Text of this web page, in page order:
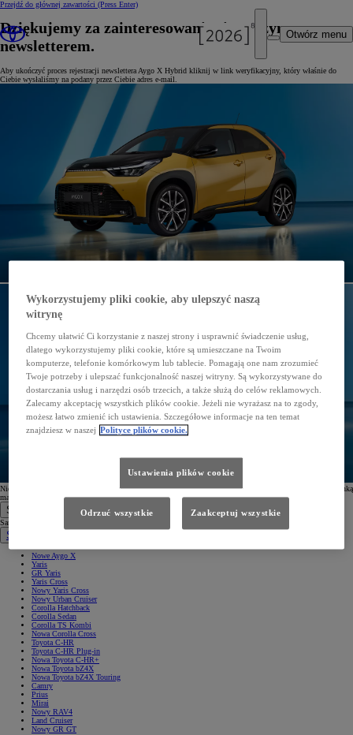
Przejdź do głównej zawartości (Press Enter)
Otwórz menu
Dziękujemy za zainteresowanie się naszym
newsletterem.
Aby ukończyć proces rejestracji newslettera Aygo X Hybrid kliknij w link weryfikacyjny, który właśnie do
Ciebie wysłaliśmy na podany przez Ciebie adres e-mail.
Nie otrzymałeś wiadomości? Nie zapomnij sprawdzić folderu spam. W przypadku problemów z Twoją skrzynką
mailową, możesz również ponowićproces subskrypcji
Samochody
Samochody
Samochody osobowe
Nowe Aygo X
Yaris
GR Yaris
Yaris Cross
Nowy Yaris Cross
Nowy Urban Cruiser
Corolla Hatchback
Corolla Sedan
Corolla TS Kombi
Nowa Corolla Cross
Toyota C-HR
Toyota C-HR Plug-in
Nowa Toyota C-HR+
Nowa Toyota bZ4X
Nowa Toyota bZ4X Touring
Camry
Prius
Mirai
Nowy RAV4
Land Cruiser
Nowy GR GT
Wykorzystujemy pliki cookie, aby ulepszyć naszą
witrynę
Chcemy ułatwić Ci korzystanie z naszej strony i usprawnić świadczenie usług,
dlatego wykorzystujemy pliki cookie, które są umieszczane na Twoim
komputerze, telefonie komórkowym lub tablecie. Pomagają one nam zrozumieć
Twoje potrzeby i ulepszać funkcjonalność naszej witryny. Są wykorzystywane do
dostarczania usług i narzędzi osób trzecich, a także służą do celów reklamowych.
Zalecamy akceptację wszystkich plików cookie. Jeżeli nie wyrażasz na to zgody,
możesz łatwo zmienić ich ustawienia. Szczegółowe informacje na ten temat
znajdziesz w naszej Polityce plików cookie.
Ustawienia plików cookie
Odrzuć wszystkie Zaakceptuj wszystkie